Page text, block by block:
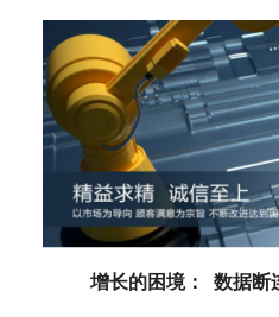
增长的困境： 数据断